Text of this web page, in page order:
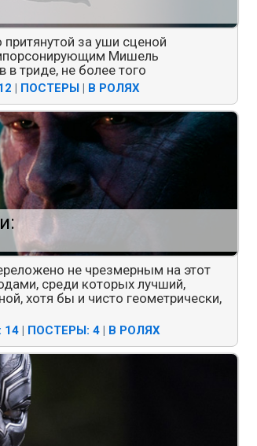
за уши сценой
Мишель
триде, не более того
| ПОСТЕРЫ | В РОЛЯХ
не чрезмерным на этот
среди которых лучший,
хотя бы и чисто геометрически,
14 | ПОСТЕРЫ: 4 | В РОЛЯХ